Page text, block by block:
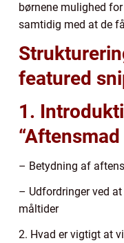
børnene mulighed
samtidig med at de
featured
1.
– Betydning af
– Udfordringer ved
måltider
2. Hvad er vigtigt at